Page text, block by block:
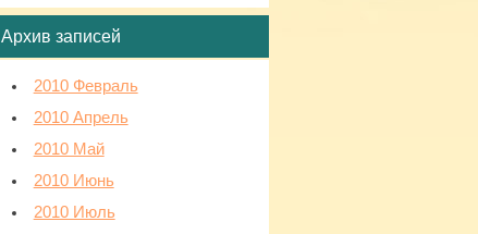
Архив записей
2010 Февраль
2010 Апрель
2010 Май
2010 Июнь
2010 Июль